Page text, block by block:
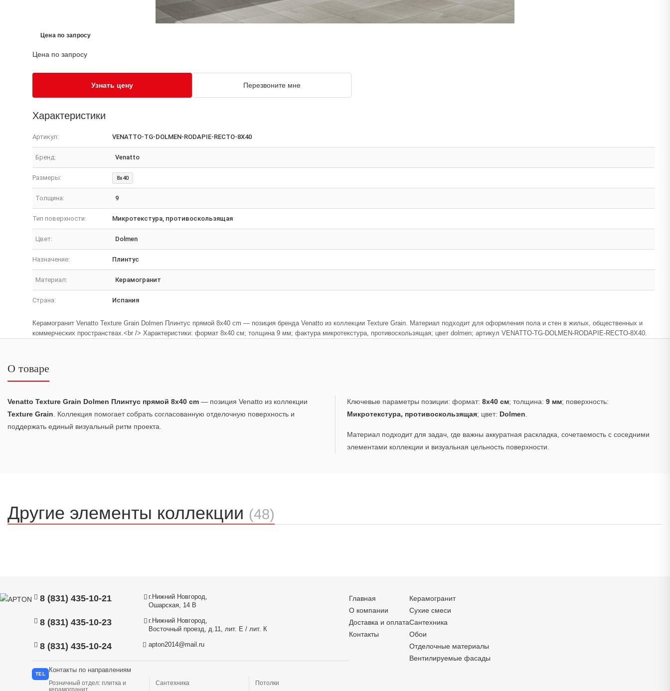
Цена по запросу
Цена по запросу
Узнать цену Перезвоните мне
Характеристики
Артикул: VENATTO-TG-DOLMEN-RODAPIE-RECTO-8X40
Бренд: Venatto
Размеры: 8x40
Толщина: 9
Тип поверхности: Микротекстура, противоскользящая
Цвет: Dolmen
Назначение: Плинтус
Материал: Керамогранит
Страна: Испания
Керамогранит Venatto Texture Grain Dolmen Плинтус прямой 8x40 cm — позиция бренда Venatto из коллекции Texture Grain. Материал подходит для оформления пола и стен в жилых, общественных и
коммерческих пространствах.<br /> Характеристики: формат 8x40 см; толщина 9 мм; фактура микротекстура, противоскользящая; цвет dolmen; артикул VENATTO-TG-DOLMEN-RODAPIE-RECTO-8X40.
О товаре
Venatto Texture Grain Dolmen Плинтус прямой 8x40 cm — позиция Venatto из коллекции
Texture Grain. Коллекция помогает собрать согласованную отделочную поверхность и
поддержать единый визуальный ритм проекта.
Ключевые параметры позиции: формат: 8x40 см; толщина: 9 мм; поверхность:
Микротекстура, противоскользящая; цвет: Dolmen.
Материал подходит для задач, где важны аккуратная раскладка, сочетаемость с соседними
элементами коллекции и визуальная цельность поверхности.
Другие элементы коллекции (48)
8 (831) 435-10-21
8 (831) 435-10-23
8 (831) 435-10-24
г.Нижний Новгород,
Ошарская, 14 В
г.Нижний Новгород,
Восточный проезд, д.11, лит. Е / лит. К
apton2014@mail.ru
TEL
Контакты по направлениям
Розничный отдел: плитка и
Сантехника Потолки
Главная
О компании
Доставка и оплата
Контакты
Керамогранит
Сухие смеси
Сантехника
Обои
Отделочные материалы
Вентилируемые фасады